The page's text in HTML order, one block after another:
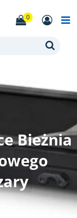
0
Bieżnia